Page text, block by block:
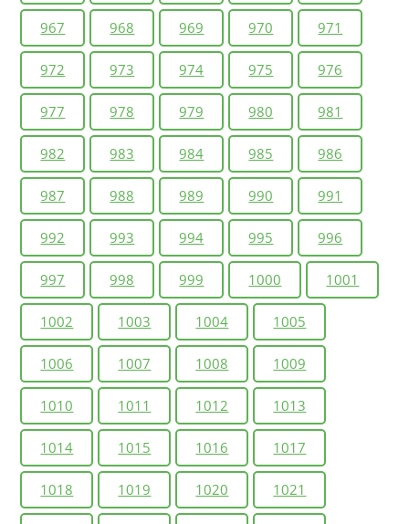
967 968 969 970 971
972 973 974 975 976
977 978 979 980 981
982 983 984 985 986
987 988 989 990 991
992 993 994 995 996
997 998 999 1000 1001
1002 1003 1004 1005
1006 1007 1008 1009
1010 1011 1012 1013
1014 1015 1016 1017
1018 1019 1020 1021